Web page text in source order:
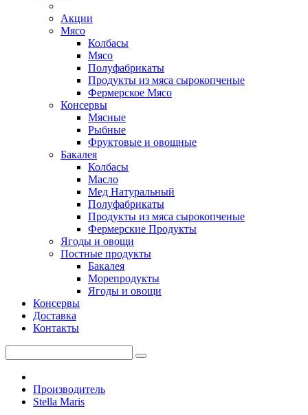
Акции
Мясо
Колбасы
Мясо
Полуфабрикаты
Продукты из мяса сырокопченые
Фермерское Мясо
Консервы
Мясные
Рыбные
Фруктовые и овощные
Бакалея
Колбасы
Масло
Мед Натуральный
Полуфабрикаты
Продукты из мяса сырокопченые
Фермерские Продукты
Ягоды и овощи
Постные продукты
Бакалея
Морепродукты
Ягоды и овощи
Консервы
Доставка
Контакты
Производитель
Stella Maris